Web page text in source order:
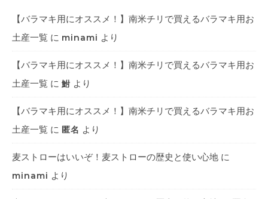
【バラマキ用にオススメ！】南米チリで買えるバラマキ用お
土産一覧 に minami より
【バラマキ用にオススメ！】南米チリで買えるバラマキ用お
土産一覧 に 鮒 より
【バラマキ用にオススメ！】南米チリで買えるバラマキ用お
土産一覧 に 匿名 より
麦ストローはいいぞ！麦ストローの歴史と使い心地 に
minami より